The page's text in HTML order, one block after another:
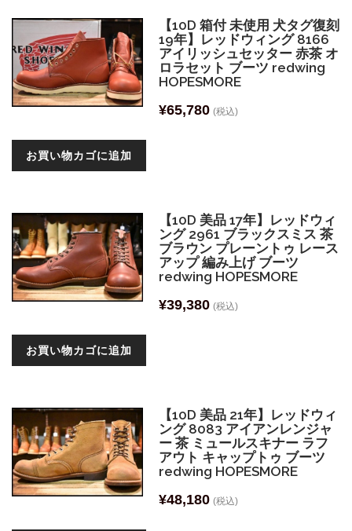
【10D 箱付 未使用 犬タグ復刻
19年】レッドウィング 8166
アイリッシュセッター 赤茶 オ
ロラセット ブーツ redwing
HOPESMORE
¥65,780 (税込)
お買い物カゴに追加
【10D 美品 17年】レッドウィ
ング 2961 ブラックスミス 茶
ブラウン プレーントゥ レース
アップ 編み上げ ブーツ
redwing HOPESMORE
¥39,380 (税込)
お買い物カゴに追加
【10D 美品 21年】レッドウィ
ング 8083 アイアンレンジャ
ー 茶 ミュールスキナー ラフ
アウト キャップトゥ ブーツ
redwing HOPESMORE
¥48,180 (税込)